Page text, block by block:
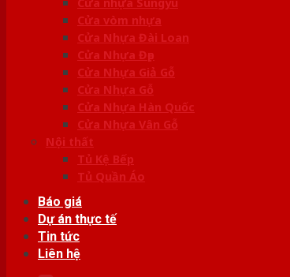
Cửa vòm nhựa
Cửa Nhựa Đài Loan
Cửa Nhựa Đẹp
Cửa Nhựa Giả Gỗ
Cửa Nhựa Gỗ
Cửa Nhựa Hàn Quốc
Cửa Nhựa Vân Gỗ
Nội thất
Tủ Kệ Bếp
Tủ Quần Áo
Báo giá
Dự án thực tế
Tin tức
Liên hệ